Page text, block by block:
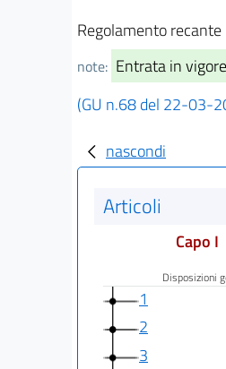
Regolamento
note: Entrata in
(GU n.68 del 22-03-
nascondi
Articoli
Capo I
Disposizioni
1
2
3